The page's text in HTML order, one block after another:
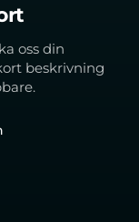
oss din
beskrivning